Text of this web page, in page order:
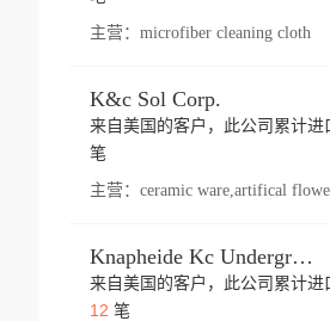
主营： microfiber cleaning cloth
K&c Sol Corp.
来自美国的客户，此公司累计进
笔
主营： ceramic ware,artifical
Knapheide Kc Underground
来自美国的客户，此公司累计进
12 笔